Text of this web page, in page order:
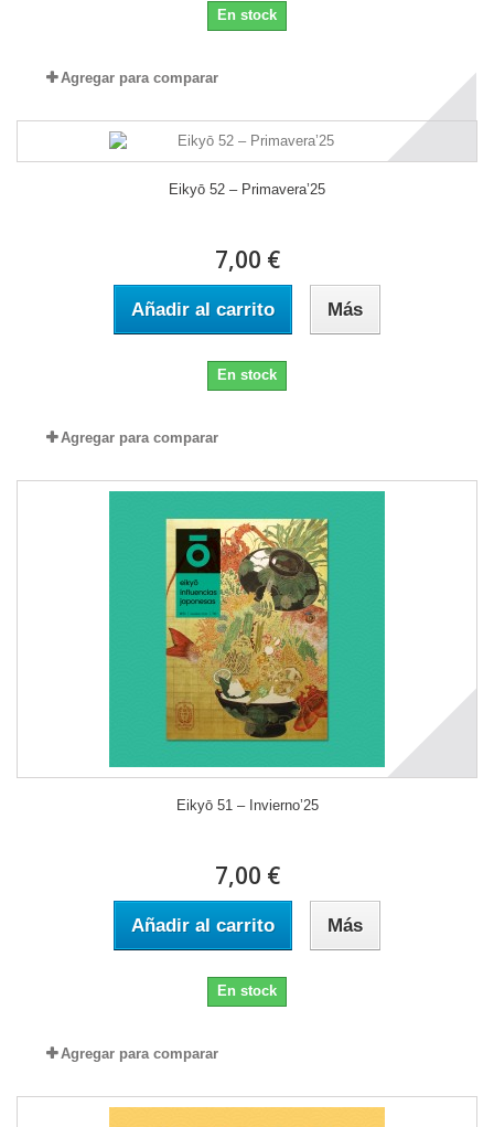
En stock
Agregar para comparar
Eikyō 52 – Primavera’25
7,00 €
Añadir al carrito Más
En stock
Agregar para comparar
Eikyō 51 – Invierno’25
7,00 €
Añadir al carrito Más
En stock
Agregar para comparar